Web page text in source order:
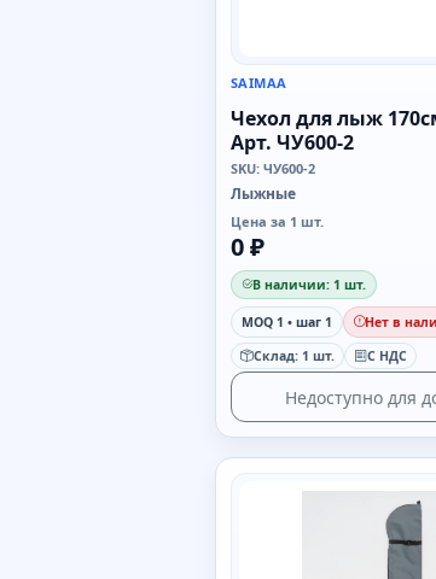
SAIMAA
Чехол для лыж
Арт. ЧУ600-2
SKU: ЧУ600-2
Лыжные
Цена за 1 шт.
0 ₽
В наличии: 1 шт.
MOQ 1 • шаг 1
Нет в
Склад: 1 шт.
С НДС
Недоступно для
SAIMAA